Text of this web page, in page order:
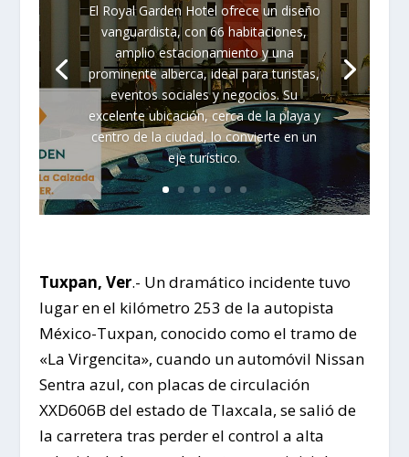
El Royal Garden Hotel ofrece un diseño
vanguardista, con 66 habitaciones,
amplio estacionamiento y una
prominente alberca, ideal para turistas,
eventos sociales y negocios. Su
excelente ubicación, cerca de la playa y
centro de la ciudad, lo convierte en un
eje turístico.
Tuxpan, Ver.- Un dramático incidente tuvo
lugar en el kilómetro 253 de la autopista
México-Tuxpan, conocido como el tramo de
«La Virgencita», cuando un automóvil Nissan
Sentra azul, con placas de circulación
XXD606B del estado de Tlaxcala, se salió de
la carretera tras perder el control a alta